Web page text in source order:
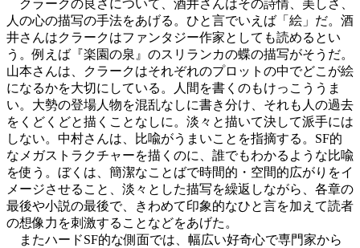
クラークの良さについて、酒井さんはその詩情、美しさ、
人の心の描写の手法をあげる。ひと言でいえば「絵」だ。酒
井さんはクラークはファンタジー作家としても読めるとい
う。例えば『楽園の泉』のスリランカの蝶の描写がそうだ。
山本さんは、クラークはそれぞれのプロットの中でどこが絵
になるかを大切にしている。人間を書くのもけっこううま
い。大勢の登場人物を混乱なしに書き分け、それも人の過去
をくどくどと描くことなしに。淡々と描いて決して派手には
しない。中村さんは、比喩がうまいことを指摘する。SF的
なメガストラクチャーを描くのに、誰でもわかるような比喩
を使う。ぼくは、簡潔なことばで時間的・空間的広がりをイ
メージさせること、淡々とした描写を繰返しながら、各章の
最後や小説の最後で、きわめて印象的なひと言を加えて読者
の想像力を刺激することなどをあげた。
またハードSF的な側面では、幅広い好奇心で専門家から